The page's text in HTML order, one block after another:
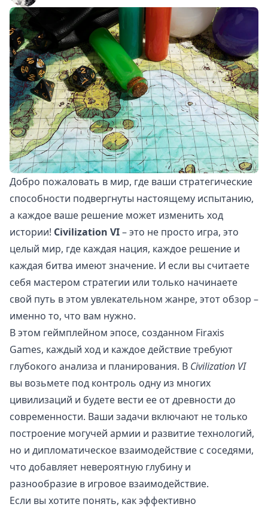
Добро пожаловать в мир, где ваши стратегические
способности подвергнуты настоящему испытанию,
а каждое ваше решение может изменить ход
истории! Civilization VI– это не просто игра, это
целый мир, где каждая нация, каждое решение и
каждая битва имеют значение. И если вы считаете
себя мастером стратегии или только начинаете
свой путь в этом увлекательном жанре, этот обзор –
именно то, что вам нужно.
В этом геймплейном эпосе, созданном Firaxis
Games, каждый ход и каждое действие требуют
глубокого анализа и планирования. В Civilization VI
вы возьмете под контроль одну из многих
цивилизаций и будете вести ее от древности до
современности. Ваши задачи включают не только
построение могучей армии и развитие технологий,
но и дипломатическое взаимодействие с соседями,
что добавляет невероятную глубину и
разнообразие в игровое взаимодействие.
Если вы хотите понять, как эффективно